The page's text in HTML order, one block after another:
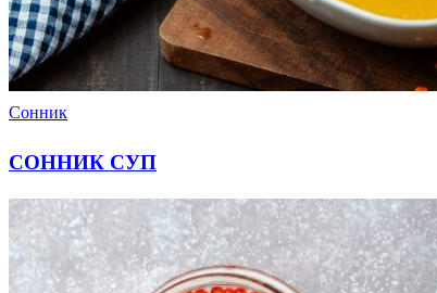
Сонник
СОННИК СУП